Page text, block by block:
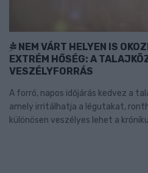
NEM VÁRT HELYEN IS
EXTRÉM HŐSÉG: A
VESZÉLYFORRÁS
A forró, napos időjárás kedvez a
amely irritálhatja a légutakat,
különösen veszélyes lehet a